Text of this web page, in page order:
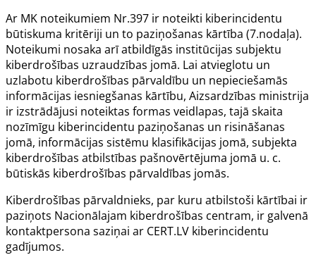
Ar MK noteikumiem Nr.397 ir noteikti kiberincidentu
būtiskuma kritēriji un to paziņošanas kārtība (7.nodaļa).
Noteikumi nosaka arī atbildīgās institūcijas subjektu
kiberdrošības uzraudzības jomā. Lai atvieglotu un
uzlabotu kiberdrošības pārvaldību un nepieciešamās
informācijas iesniegšanas kārtību, Aizsardzības ministrija
ir izstrādājusi noteiktas formas veidlapas, tajā skaita
nozīmīgu kiberincidentu paziņošanas un risināšanas
jomā, informācijas sistēmu klasifikācijas jomā, subjekta
kiberdrošības atbilstības pašnovērtējuma jomā u. c.
būtiskās kiberdrošības pārvaldības jomās.
Kiberdrošības pārvaldnieks, par kuru atbilstoši kārtībai ir
paziņots Nacionālajam kiberdrošības centram, ir galvenā
kontaktpersona saziņai ar CERT.LV kiberincidentu
gadījumos.